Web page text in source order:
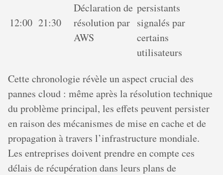
12:00 21:30
Déclaration de
résolution par
AWS
persistants
signalés par
certains
utilisateurs
Cette chronologie révèle un aspect crucial des
pannes cloud : même après la résolution technique
du problème principal, les effets peuvent persister
en raison des mécanismes de mise en cache et de
propagation à travers l’infrastructure mondiale.
Les entreprises doivent prendre en compte ces
délais de récupération dans leurs plans de